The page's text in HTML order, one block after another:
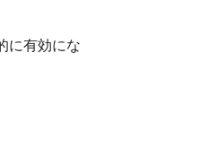
に有効にな